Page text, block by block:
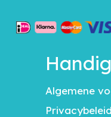
Algemene
Privacybeleid